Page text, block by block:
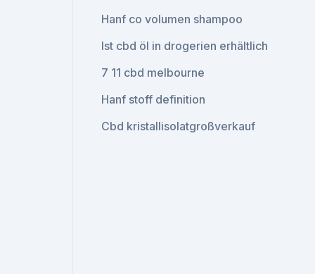
Hanf co volumen shampoo
Ist cbd öl in drogerien erhältlich
7 11 cbd melbourne
Hanf stoff definition
Cbd kristallisolatgroßverkauf